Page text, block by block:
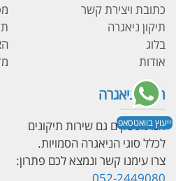
כתובת ויצירת קשר
תיקון ניאגרה
בלוג
אודות
תיקון ניאגרה
אנו מספקים גם שירות תיקונים
לכלל סוגי הניאגרה הסמויות.
צרו עימנו קשר ונמצא לכם פתרון:
052-2449080
ייעוץ בוואטסאפ